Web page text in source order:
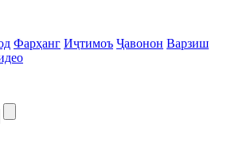
Фарҳанг Иҷтимоъ Ҷавонон Варзиш